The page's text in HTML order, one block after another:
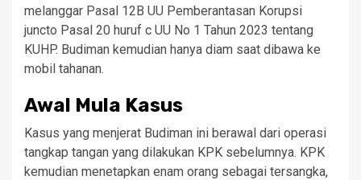
melanggar Pasal 12B UU Pemberantasan Korupsi
juncto Pasal 20 huruf c UU No 1 Tahun 2023 tentang
KUHP. Budiman kemudian hanya diam saat dibawa ke
mobil tahanan.
Awal Mula Kasus
Kasus yang menjerat Budiman ini berawal dari operasi
tangkap tangan yang dilakukan KPK sebelumnya. KPK
kemudian menetapkan enam orang sebagai tersangka,